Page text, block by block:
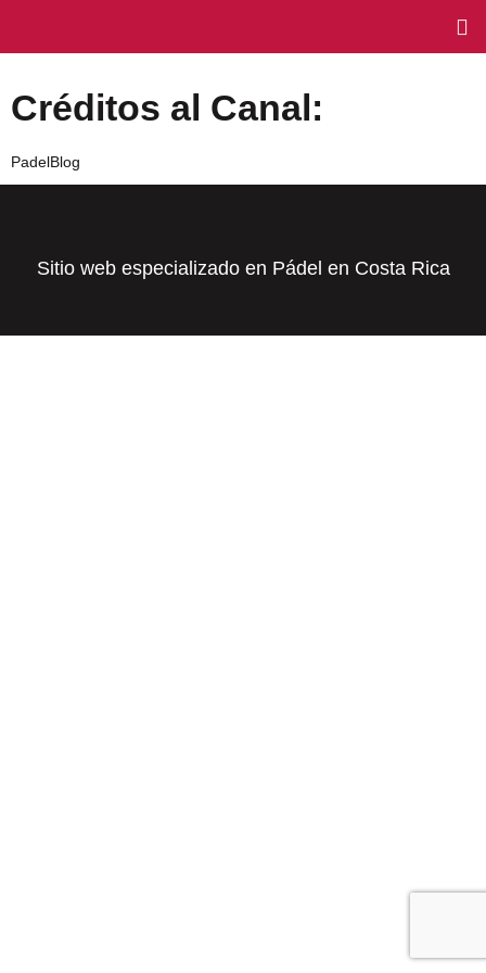
Créditos al Canal:
PadelBlog
Sitio web especializado en Pádel en Costa Rica